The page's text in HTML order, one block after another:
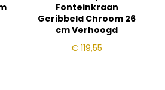
Fonteinkraan
Geribbeld Chroom 26
cm Verhoogd
€ 119,55